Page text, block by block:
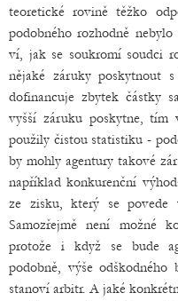
teoretické rovině těžko
podobného rozhodně
ví, jak se soukromí soudci
nějaké záruky poskytnout
dofinancuje zbytek částky
vyšší záruku poskytne, tím
použily čistou statistiku -
by mohly agentury takové
například konkurenční
ze zisku, který se povede
Samozřejmě není možné
protože i když se bude
podobně, výše
stanoví arbitr. A jaké